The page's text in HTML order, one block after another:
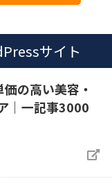
サイト
の高い美容・
｜一記事3000